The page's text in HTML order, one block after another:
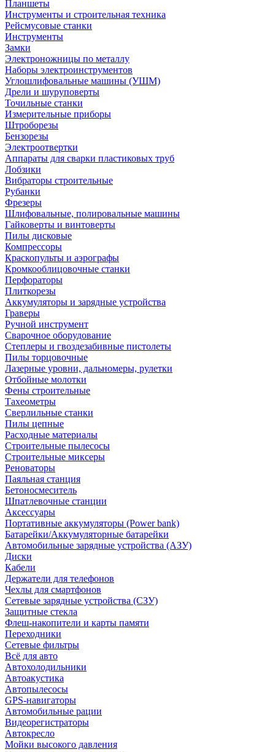
Планшеты
Инструменты и строительная техника
Рейсмусовые станки
Инструменты
Замки
Электроножницы по металлу
Наборы электроинструментов
Углошлифовальные машины (УШМ)
Дрели и шуруповерты
Точильные станки
Измерительные приборы
Штроборезы
Бензорезы
Электроотвертки
Аппараты для сварки пластиковых труб
Лобзики
Вибраторы строительные
Рубанки
Фрезеры
Шлифовальные, полировальные машины
Гайковерты и винтоверты
Пилы дисковые
Компрессоры
Краскопульты и аэрографы
Кромкооблицовочные станки
Перфораторы
Плиткорезы
Аккумуляторы и зарядные устройства
Граверы
Ручной инструмент
Сварочное оборудование
Степлеры и гвоздезабивные пистолеты
Пилы торцовочные
Лазерные уровни, дальномеры, рулетки
Отбойные молотки
Фены строительные
Тахеометры
Сверлильные станки
Пилы цепные
Расходные материалы
Строительные пылесосы
Строительные миксеры
Реноваторы
Паяльная станция
Бетоносмеситель
Шпатлевочные станции
Аксессуары
Портативные аккумуляторы (Power bank)
Батарейки/Аккумуляторные батарейки
Автомобильные зарядные устройства (АЗУ)
Диски
Кабели
Держатели для телефонов
Чехлы для смартфонов
Сетевые зарядные устройства (СЗУ)
Защитные стекла
Флеш-накопители и карты памяти
Переходники
Сетевые фильтры
Всё для авто
Автохолодильники
Автоакустика
Автопылесосы
GPS-навигаторы
Автомобильные рации
Видеорегистраторы
Автокресло
Мойки высокого давления